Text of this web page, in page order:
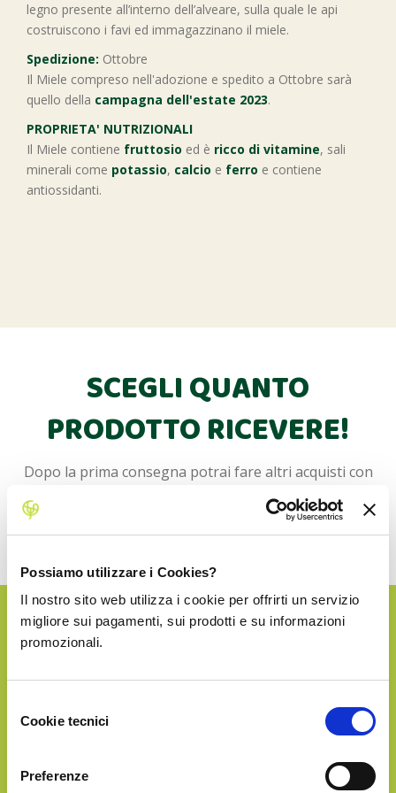
Possiamo utilizzare i Cookies?
Il nostro sito web utilizza i cookie per offrirti un servizio
migliore sui pagamenti, sui prodotti e su informazioni
promozionali.
delCookie tecnici
Preferenze
legno presente all’interno dell’alveare, sulla quale le api
costruiscono i favi ed immagazzinano il miele.
Spedizione: Ottobre
Il Miele compreso nell'adozione e spedito a Ottobre sarà
quello della campagna dell'estate 2023.
PROPRIETA' NUTRIZIONALI
Il Miele contiene fruttosio ed è ricco di vitamine, sali
minerali come potassio, calcio e ferro e contiene
antiossidanti.
SCEGLI QUANTO
PRODOTTO RICEVERE!
Dopo la prima consegna potrai fare altri acquisti con
La spedizione in Italia è sempre inclusa!